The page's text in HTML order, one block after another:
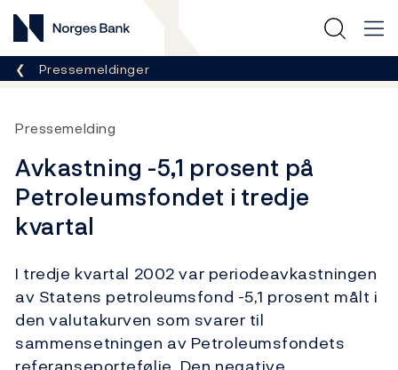
Norges Bank
Her er du nå:
Pressemeldinger
Pressemelding
Avkastning -5,1 prosent på
Petroleumsfondet i tredje
kvartal
I tredje kvartal 2002 var periodeavkastningen
av Statens petroleumsfond -5,1 prosent målt i
den valutakurven som svarer til
sammensetningen av Petroleumsfondets